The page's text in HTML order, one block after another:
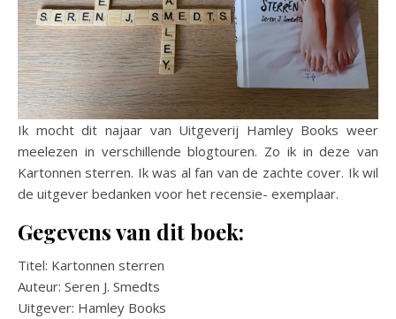
Ik mocht dit najaar van Uitgeverij Hamley Books weer
meelezen in verschillende blogtouren. Zo ik in deze van
Kartonnen sterren. Ik was al fan van de zachte cover. Ik wil
de uitgever bedanken voor het recensie- exemplaar.
Gegevens van dit boek:
Titel: Kartonnen sterren
Auteur: Seren J. Smedts
Uitgever: Hamley Books